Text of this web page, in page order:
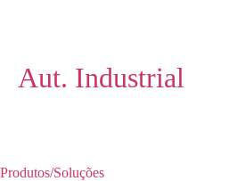
Aut. Industrial
Produtos/Soluções